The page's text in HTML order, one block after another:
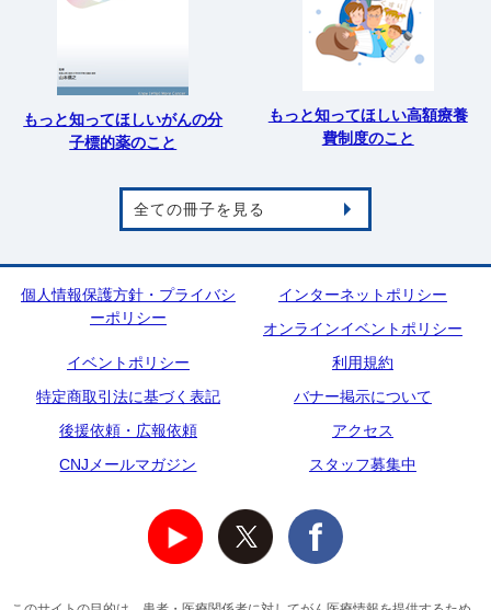
もっと知ってほしいがんの分
子標的薬のこと
もっと知ってほしい高額療養
費制度のこと
全ての冊子を見る
個人情報保護方針・プライバシ
ーポリシー
インターネットポリシー
オンラインイベントポリシー
イベントポリシー
利用規約
特定商取引法に基づく表記
バナー掲示について
後援依頼・広報依頼
アクセス
CNJメールマガジン
スタッフ募集中